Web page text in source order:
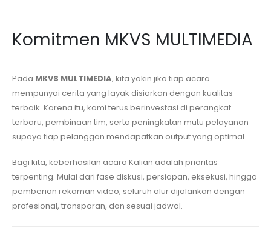
Komitmen MKVS MULTIMEDIA
Pada MKVS MULTIMEDIA, kita yakin jika tiap acara
mempunyai cerita yang layak disiarkan dengan kualitas
terbaik. Karena itu, kami terus berinvestasi di perangkat
terbaru, pembinaan tim, serta peningkatan mutu pelayanan
supaya tiap pelanggan mendapatkan output yang optimal.
Bagi kita, keberhasilan acara Kalian adalah prioritas
terpenting. Mulai dari fase diskusi, persiapan, eksekusi, hingga
pemberian rekaman video, seluruh alur dijalankan dengan
profesional, transparan, dan sesuai jadwal.